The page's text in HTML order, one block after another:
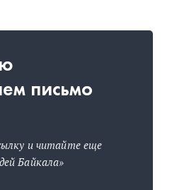
письмо
и читайте еще
Байкала»